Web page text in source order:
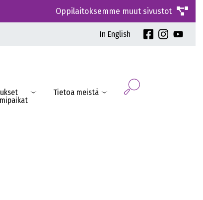
Oppilaitoksemme muut sivustot
In English
Tietoa meistä